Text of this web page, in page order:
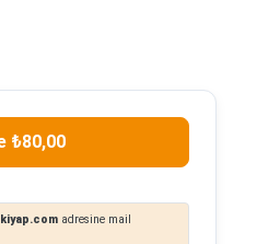
₺80,00
adresine mail